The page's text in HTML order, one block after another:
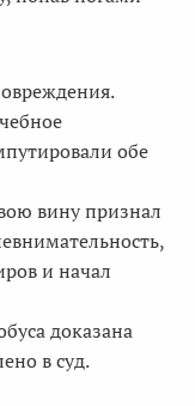
обе
вину признал
и начал
доказана
в суд.